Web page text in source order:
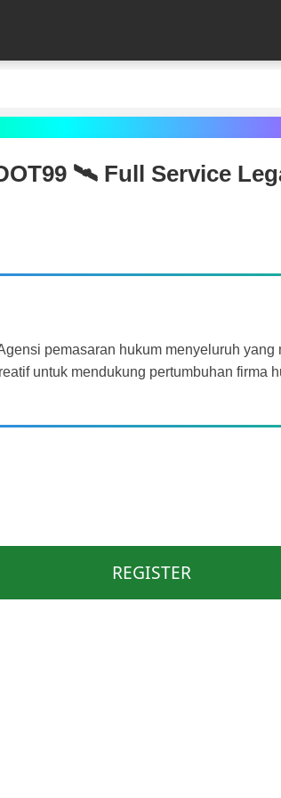
🛰️‍ Full Service
pemasaran hukum menyeluruh yang
untuk mendukung pertumbuhan firma
REGISTER